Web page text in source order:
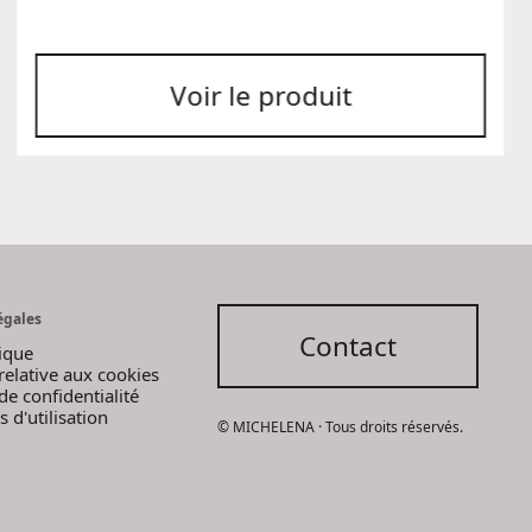
8,00 €
Voir le produit
aux cookies
confidentialité
d'utilisation
Contact
© MICHELENA · Tous droits réservés.